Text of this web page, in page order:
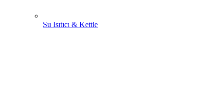
Su Isıtıcı & Kettle